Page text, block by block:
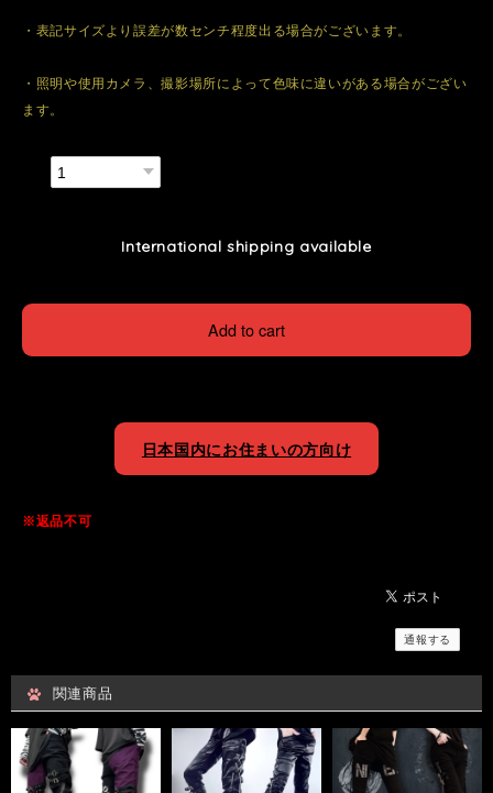
・表記サイズより誤差が数センチ程度出る場合がございます。
・照明や使用カメラ、撮影場所によって色味に違いがある場合がござい
ます。
International shipping available
Add to cart
日本国内にお住まいの方向け
※返品不可
通報する
関連商品